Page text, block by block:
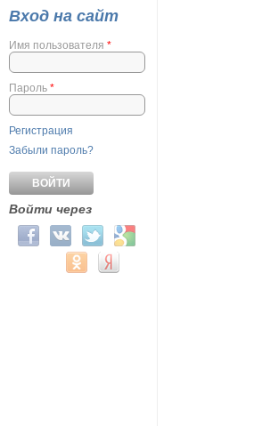
Вход на сайт
Имя пользователя *
Пароль *
Регистрация
Забыли пароль?
Войти через
Login with Facebook
Login with ВКонтакте
Login with Twitter
Login with Google
Login with Mail.ru
Login with Одноклассники
Login with Яндекс